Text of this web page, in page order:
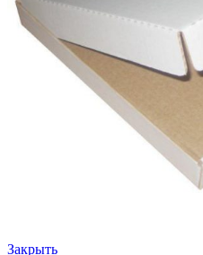
Закрыть